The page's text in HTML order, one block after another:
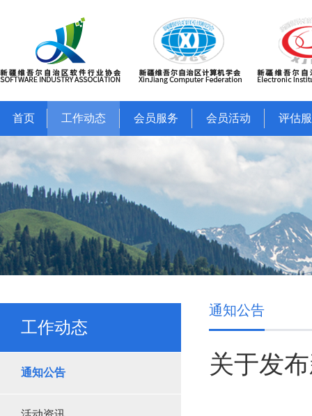
首页 工作动态 会员服务 会员活动 评估
工作动态
通知公告
通知公告
关于发